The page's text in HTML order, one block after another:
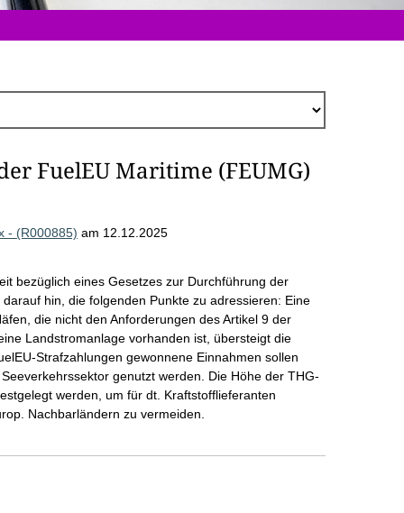
FuelEU Maritime (FEUMG)
- (R000885) am 12.12.2025
bezüglich eines Gesetzes zur Durchführung der
hin, die folgenden Punkte zu adressieren: Eine
die nicht den Anforderungen des Artikel 9 der
Landstromanlage vorhanden ist, übersteigt die
Strafzahlungen gewonnene Einnahmen sollen
genutzt werden. Die Höhe der THG-
werden, um für dt. Kraftstofflieferanten
Nachbarländern zu vermeiden.